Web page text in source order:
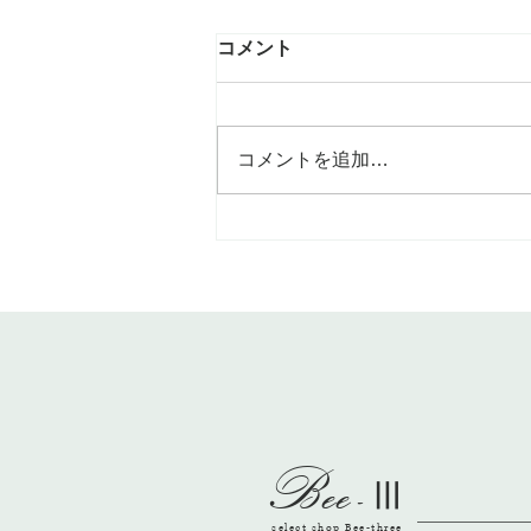
鉢を選んで多肉植物ワーク
こんなかわいい🩷鉢に多肉植物を
す。 12月12日／1日限り
コメント
コメントを追加…
Bee- Ⅲ